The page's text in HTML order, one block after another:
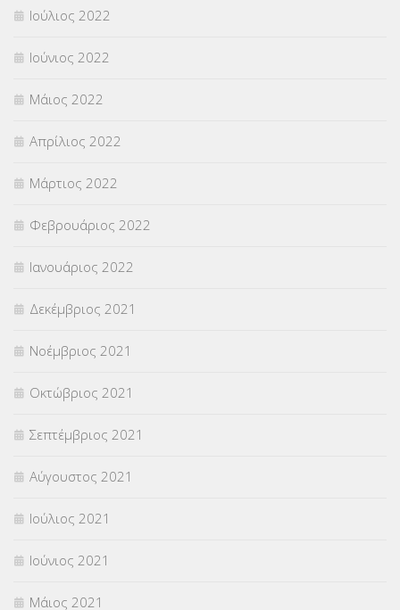
Ιούλιος 2022
Ιούνιος 2022
Μάιος 2022
Απρίλιος 2022
Μάρτιος 2022
Φεβρουάριος 2022
Ιανουάριος 2022
Δεκέμβριος 2021
Νοέμβριος 2021
Οκτώβριος 2021
Σεπτέμβριος 2021
Αύγουστος 2021
Ιούλιος 2021
Ιούνιος 2021
Μάιος 2021